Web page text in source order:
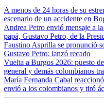
A menos de 24 horas de su
escenario de un accidente en
Andrea Petro envió mensaje a
papá, Gustavo Petro, de la
Faustino Asprilla se pronunció
Gustavo Petro: lanzó recado
Vuelta a Burgos 2026: puesto
general y demás colombianos
María Fernanda Cabal
envió a los colombianos y tiró